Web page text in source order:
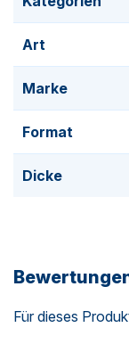
Art
Marke
Format
Dicke
Für dieses